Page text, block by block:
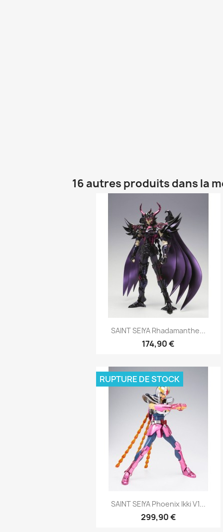
16 autres produits dans la
Aperçu rapide
SAINT SEIYA Rhadamanthe...
174,90 €
Aperçu rapide
SAINT SEIYA Phoenix Ikki V1...
299,90 €
RUPTURE DE STOCK